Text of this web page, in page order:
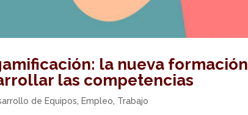
la nueva formación
las competencias
de Equipos, Empleo, Trabajo